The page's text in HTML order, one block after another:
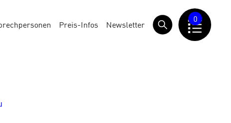
Preis-Infos Newsletter
0